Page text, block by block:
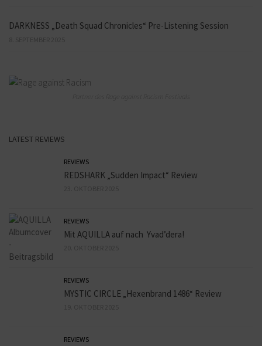
DARKNESS „Death Squad Chronicles“ Pre-Listening Session
LATEST REVIEWS
REVIEWS
REDSHARK „Sudden Impact“ Review
REVIEWS
Mit AQUILLA auf nach Yvad’dera!
REVIEWS
MYSTIC CIRCLE „Hexenbrand 1486“ Review
REVIEWS